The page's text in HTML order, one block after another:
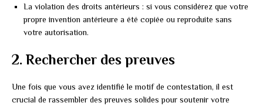
La violation des droits antérieurs : si vous considérez que votre
propre invention antérieure a été copiée ou reproduite sans
votre autorisation.
2. Rechercher des preuves
Une fois que vous avez identifié le motif de contestation, il est
crucial de rassembler des preuves solides pour soutenir votre